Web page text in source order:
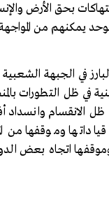
بحق الأرض
يمكنهم من
في الجبهة
ظل التطورات
الانقسام وانسداد
وموقفها من
وموقفها اتجاه بعض